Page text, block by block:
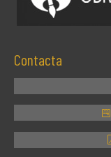
Contacta